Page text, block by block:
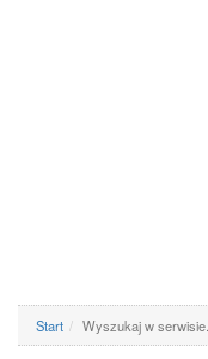
Start Wyszukaj w serwisie...